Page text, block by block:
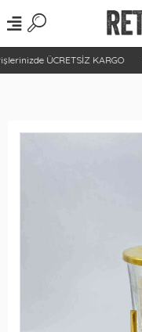
ÜCRETSİZ KARGO